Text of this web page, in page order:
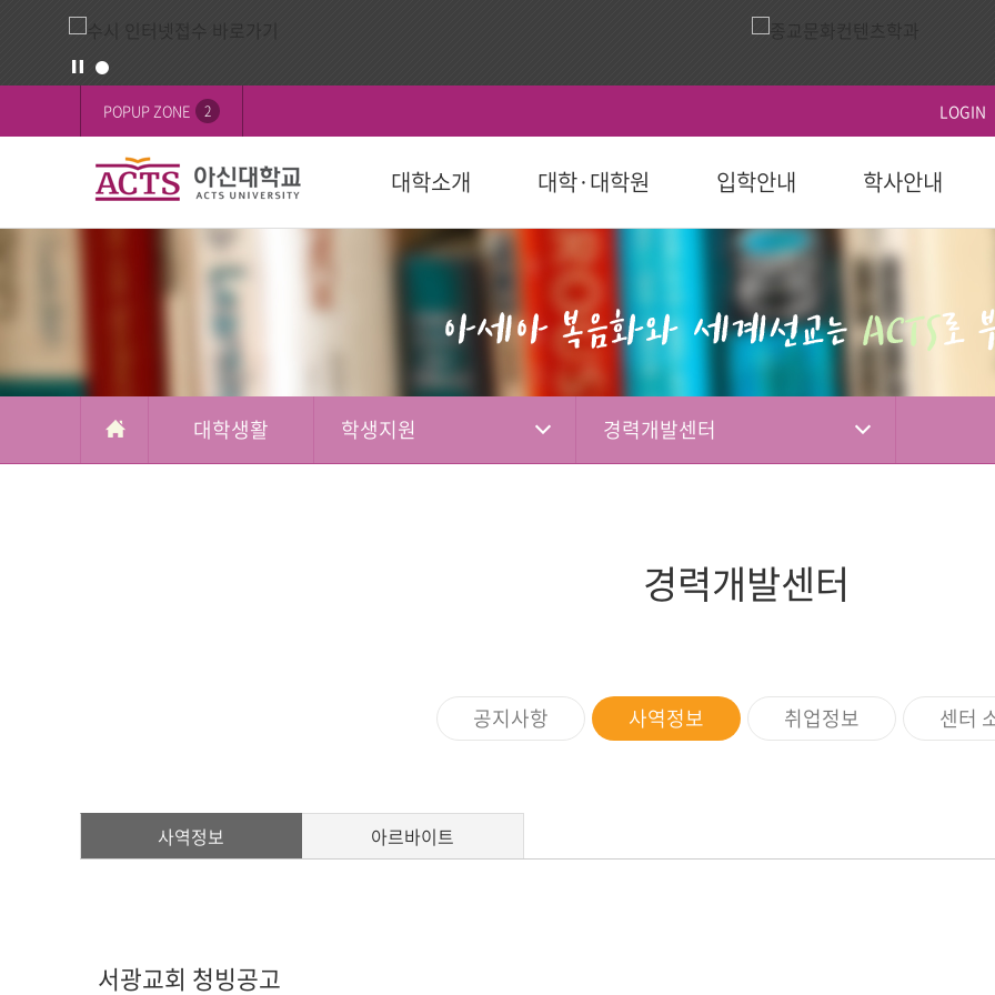
POPUP ZONE 2 LOGIN
대학소개
교육목표
설립목적
역사
연혁
ACTS비전
장단기발전계획
대학상징 대학기관
규정
학교법인
캠퍼스맵
전화번호안내
대학·대학원
대학
학과(2024학년도 이후) 학부(2023학년도 이전)
대학원
일반대학원
선교대학원
국제교육원(AIGS)
입학안내
국제교육원(AIGS)
학사안내
대학
학사일정
등록
성적
학적
국외 학점교류
자격증 및 인증서
연계전공
학부제
대학원
학사일정
등록 및 수강신청
시험 및 성적
학생활동
학생행사
시설이용
식당
편의시설
체육시설
시설대여
생활관
학생지원
학자금대출
장학
사회봉사지원
사제동행
사제동행
FOCUS on ACTS
행사
ACTS 사이버 홍보단
ACTS NEWS
아신TALK
영상
홍보 영상
행사 영상
홍보 책자
대학 요람
홍보 브로셔
소셜미디어 선교소식
후원 안내 후원 현황
대학생활 학생지원 경력개발센터
경력개발센터
공지사항 사역정보 취업정보 센터
사역정보 아르바이트
서광교회 청빙공고